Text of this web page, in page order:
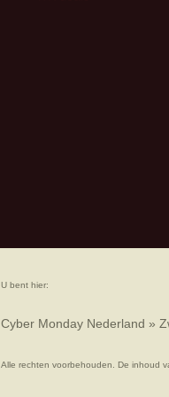
U bent hier:
Cyber Monday Nederland »
Alle rechten voorbehouden. De inhoud